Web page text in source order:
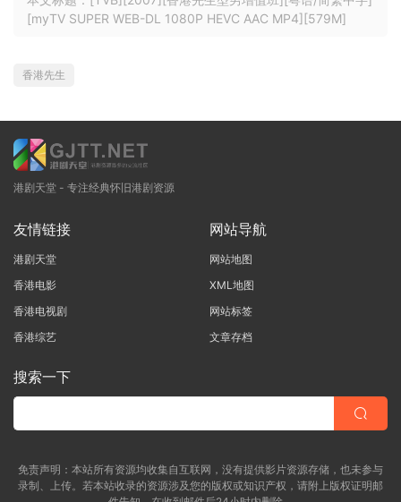
[myTV SUPER WEB-DL 1080P HEVC AAC MP4][579M]
香港先生
港剧天堂 - 专注经典怀旧港剧资源
友情链接
港剧天堂
香港电影
香港电视剧
香港综艺
网站导航
网站地图
XML地图
网站标签
文章存档
搜索一下
免责声明：本站所有资源均收集自互联网，没有提供影片资源存储，也未参与
录制、上传。若本站收录的资源涉及您的版权或知识产权，请附上版权证明邮